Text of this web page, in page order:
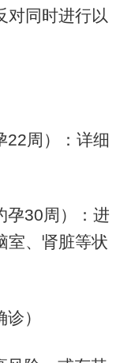
对同时进行以
22周）：详细
孕30周）：进
室、肾脏等状
）